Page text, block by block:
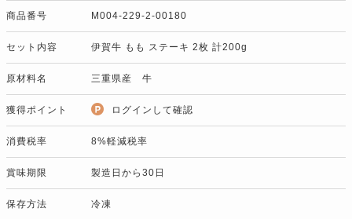
商品番号 M004-229-2-00180
セット内容 伊賀牛 もも ステーキ 2枚 計200g
原材料名 三重県産 牛
獲得ポイント ログインして確認
消費税率 8%軽減税率
賞味期限 製造日から30日
保存方法 冷凍